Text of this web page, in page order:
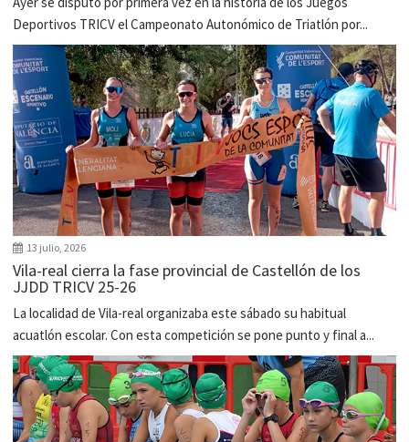
Deportivos TRICV el Campeonato Autonómico de Triatlón por...
13 julio, 2026
Vila-real cierra la fase provincial de Castellón de los
JJDD TRICV 25-26
La localidad de Vila-real organizaba este sábado su habitual
acuatlón escolar. Con esta competición se pone punto y final a...